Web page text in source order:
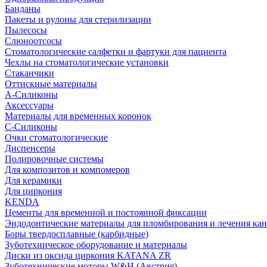
Банданы
Пакеты и рулоны для стерилизации
Пылесосы
Слюноотсосы
Стоматологические салфетки и фартуки для пациента
Чехлы на стоматологические установки
Стаканчики
Оттискные материалы
А-Силиконы
Аксессуары
Материалы для временных коронок
С-Силиконы
Очки стоматологические
Диспенсеры
Полировочные системы
Для композитов и компомеров
Для керамики
Для циркония
KENDA
Цементы для временной и постоянной фиксации
Эндодонтические материалы для пломбирования и лечения
Боры твердосплавные (карбидные)
Зуботехническое оборудование и материалы
Диски из оксида циркония KATANA ZR